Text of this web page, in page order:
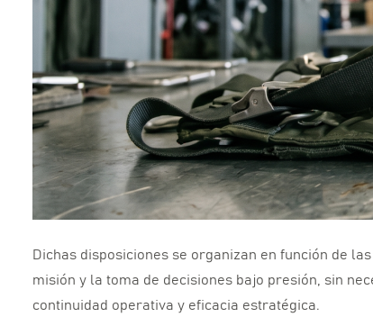
Dichas disposiciones se organizan en función de
misión y la toma de decisiones bajo presión,
sin
continuidad operativa y eficacia estratégica.